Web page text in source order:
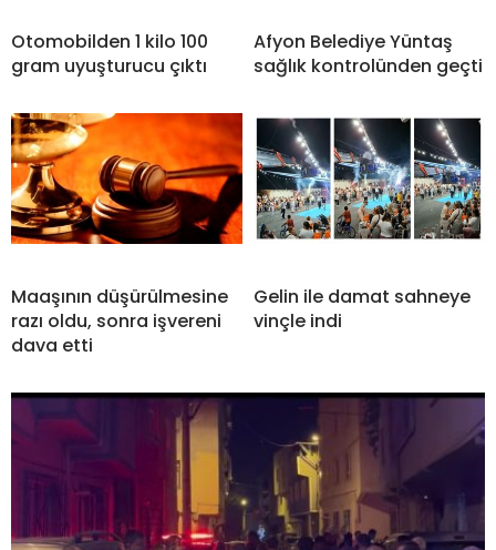
Otomobilden 1 kilo 100
gram uyuşturucu çıktı
Afyon Belediye Yüntaş
sağlık kontrolünden geçti
Maaşının düşürülmesine
razı oldu, sonra işvereni
dava etti
Gelin ile damat sahneye
vinçle indi